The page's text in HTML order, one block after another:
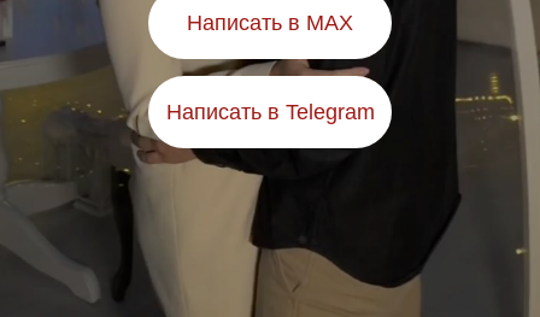
Написать в MAX
Написать в Telegram